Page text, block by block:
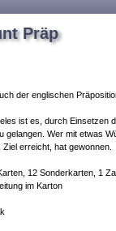
Präp
der englischen
ist es, durch Einsetzen
gelangen. Wer mit etwas
erreicht, hat gewonnen.
12 Sonderkarten, 1
im Karton